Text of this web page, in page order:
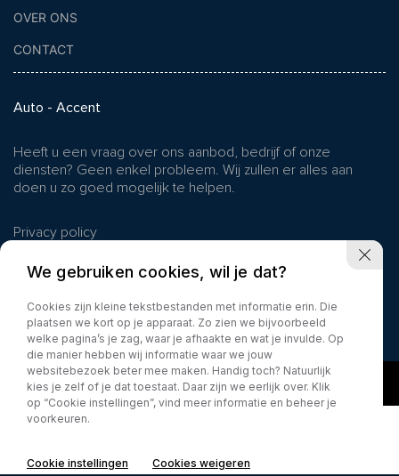
OVER ONS
CONTACT
Auto - Accent
Heeft u een vraag over ons aanbod, bedrijf of onze
diensten? Geen enkel probleem. Wij zullen er alles aan
doen u zo goed mogelijk te helpen.
Privacy policy
We gebruiken cookies, wil je dat?
Cookies zijn kleine tekstbestanden met informatie erin. Die
plaatsen we kort op je apparaat. Zo zien we bijvoorbeeld
welke pagina’s je zag, waar je afhaakte en wat je invulde. Op
die manier hebben wij informatie waar we jouw
websitebezoek beter mee maken. Handig toch? Natuurlijk
kies je zelf of je dat toestaat. Daar zijn we eerlijk over. Klik
op “Cookie instellingen”, vind meer informatie en beheer je
voorkeuren.
Cookie instellingen Cookies weigeren